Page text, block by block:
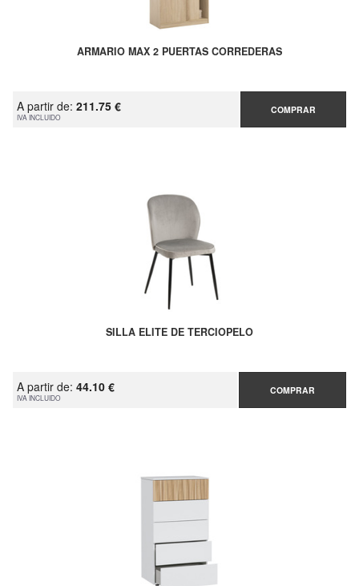
ARMARIO MAX 2 PUERTAS CORREDERAS
A partir de: 211.75 €
IVA INCLUIDO
COMPRAR
SILLA ELITE DE TERCIOPELO
A partir de: 44.10 €
IVA INCLUIDO
COMPRAR